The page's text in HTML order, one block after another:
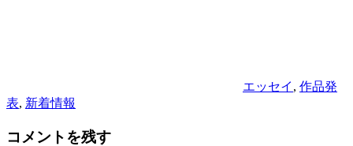
エッセイ , 作品発
表, 新着情報
コメントを残す